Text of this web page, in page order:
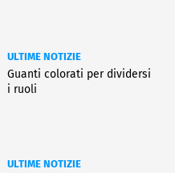
ULTIME NOTIZIE
Guanti colorati per dividersi
i ruoli
ULTIME NOTIZIE